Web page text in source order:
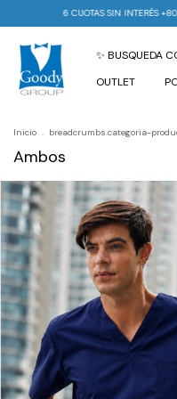
SIN INTERÉS +80.000 ARS
✨ BUSQUEDA
OUTLET
Inicio . breadcrumbs.categoria-
Ambos